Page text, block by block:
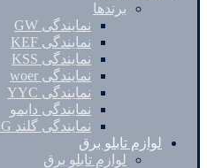
برندها
نمایندگی GW
نمایندگی KEF
نمایندگی KSS
نمایندگی woer
نمایندگی YYC
نمایندگی دایمو
نمایندگی گلند OSCG
لوازم تابلو برق
لوازم تابلو برق